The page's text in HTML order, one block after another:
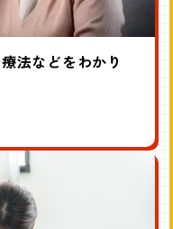
法などをわかり